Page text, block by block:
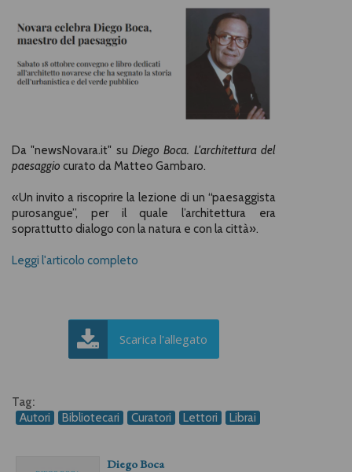
Da "newsNovara.it" su Diego Boca. L'architettura del
paesaggio curato da Matteo Gambaro.
«Un invito a riscoprire la lezione di un “paesaggista
purosangue”, per il quale l’architettura era
soprattutto dialogo con la natura e con la città».
Leggi l'articolo completo
Scarica l'allegato
Tag:
Autori
Bibliotecari Curatori Lettori Librai
Diego Boca